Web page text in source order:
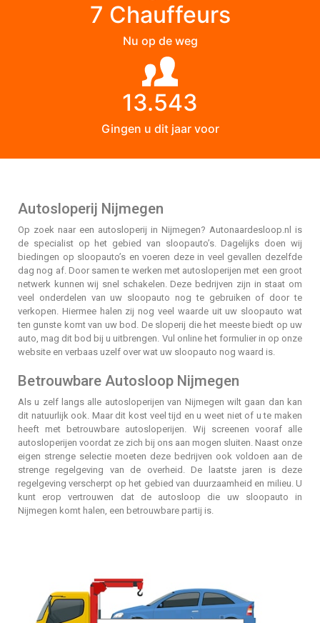
7 Chauffeurs
Nu op de weg
13.543
Gingen u dit jaar voor
Autosloperij Nijmegen
Op zoek naar een autosloperij in Nijmegen? Autonaardesloop.nl is
de specialist op het gebied van sloopauto’s. Dagelijks doen wij
biedingen op sloopauto’s en voeren deze in veel gevallen dezelfde
dag nog af. Door samen te werken met autosloperijen met een groot
netwerk kunnen wij snel schakelen. Deze bedrijven zijn in staat om
veel onderdelen van uw sloopauto nog te gebruiken of door te
verkopen. Hiermee halen zij nog veel waarde uit uw sloopauto wat
ten gunste komt van uw bod. De sloperij die het meeste biedt op uw
auto, mag dit bod bij u uitbrengen. Vul online het formulier in op onze
website en verbaas uzelf over wat uw sloopauto nog waard is.
Betrouwbare Autosloop Nijmegen
Als u zelf langs alle autosloperijen van Nijmegen wilt gaan dan kan
dit natuurlijk ook. Maar dit kost veel tijd en u weet niet of u te maken
heeft met betrouwbare autosloperijen. Wij screenen vooraf alle
autosloperijen voordat ze zich bij ons aan mogen sluiten. Naast onze
eigen strenge selectie moeten deze bedrijven ook voldoen aan de
strenge regelgeving van de overheid. De laatste jaren is deze
regelgeving verscherpt op het gebied van duurzaamheid en milieu. U
kunt erop vertrouwen dat de autosloop die uw sloopauto in
Nijmegen komt halen, een betrouwbare partij is.